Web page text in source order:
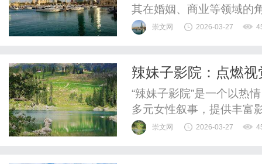
其在婚姻、商业等领域的
展望行业科技化趋势。
崇文网 2026-03-27
辣妹子影院：点燃
“辣妹子影院”是一个以热
多元女性叙事，提供丰富
成为连接观众与优质作品
崇文网 2026-03-27